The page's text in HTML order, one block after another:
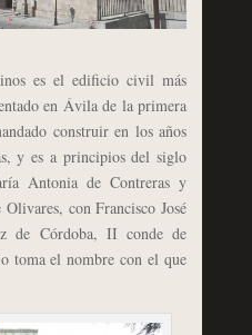
es el edificio civil más
en Ávila de la primera
construir en los años
y es a principios del siglo
Antonia de Contreras y
con Francisco José
de Córdoba, II conde de
toma el nombre con el que